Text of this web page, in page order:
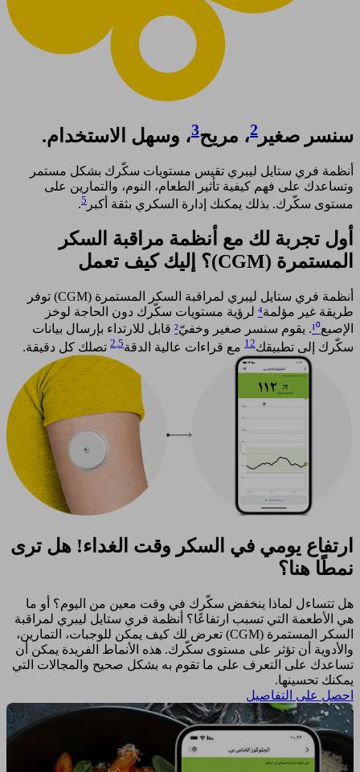
سنسر صغير 2، مريح3، وسهل الاستخدام.
أنظمة فري ستايل ليبري تقيس مستويات سكّرك بشكل مستمر
وتساعدك على فهم كيفية تأثير الطعام، النوم، والتمارين على
مستوى سكّرك. بذلك يمكنك إدارة السكري بثقة أكبر 5
. ​
أول تجربة لك مع أنظمة مراقبة السكر
المستمرة (CGM)؟ إليك كيف تعمل​
أنظمة فري ستايل ليبري لمراقبة السكر المستمرة (CGM) توفر
طريقة غير مؤلمة⁴ لرؤية مستويات سكّرك دون الحاجة لوخز
الإصبع¹⁰. يقوم سنسر صغير وخفيّ² قابل للارتداء بإرسال بيانات
سكّرك إلى تطبيقك12 مع قراءات عالية الدقة 2,5 تصلك كل دقيقة.​
ارتفاع يومي في السكر وقت الغداء! هل ترى
نمطًا هنا؟
هل تتساءل لماذا ينخفض سكّرك في وقت معين من اليوم؟ أو ما
هي الأطعمة التي تسبب ارتفاعًا؟ أنظمة فري ستايل ليبري لمراقبة
السكر المستمرة (CGM) تعرض لك كيف يمكن للوجبات، التمارين،
والأدوية أن تؤثر على مستوى سكّرك. هذه الأنماط الفريدة يمكن أن
تساعدك على التعرف على ما تقوم به بشكل صحيح والمجالات التي
يمكنك تحسينها. ​
احصل على التفاصيل